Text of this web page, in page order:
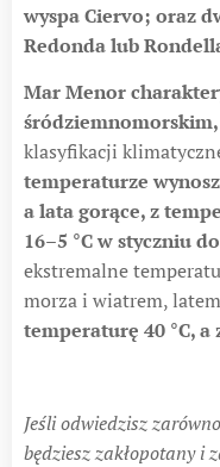
wyspa Ciervo; oraz
Redonda lub
Mar Menor
śródziemnomorskim,
klasyfikacji
temperaturze
a lata gorące, z
16–5 °C w styczniu
ekstremalne
morza i wiatrem,
temperaturę 40 °C, a
Jeśli odwiedzisz
będziesz zakłopotany i